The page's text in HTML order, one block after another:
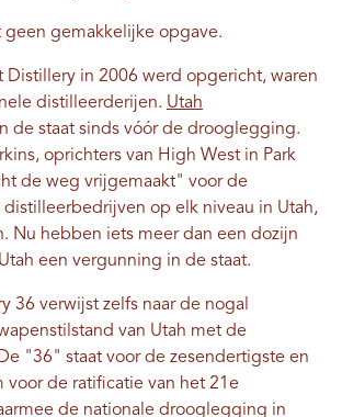
geen gemakkelijke opgave.
Distillery in 2006 werd opgericht, waren
distilleerderijen. Utah
de staat sinds vóór de drooglegging.
oprichters van High West in Park
de weg vrijgemaakt" voor de
op elk niveau in Utah,
Nu hebben iets meer dan een dozijn
een vergunning in de staat.
36 verwijst zelfs naar de nogal
van Utah met de
"36" staat voor de zesendertigste en
voor de ratificatie van het 21e
de nationale drooglegging in